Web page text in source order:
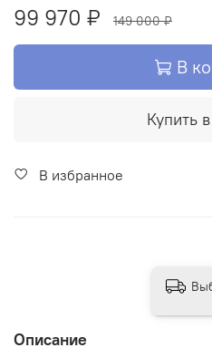
99 970 ₽ 149 000 ₽
В
Купить
В избранное
Описание